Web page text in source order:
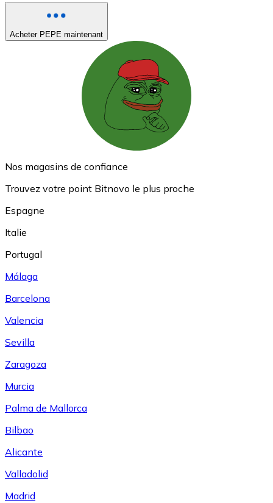
Acheter PEPE maintenant
Nos magasins de confiance
Trouvez votre point Bitnovo le plus proche
Espagne
Italie
Portugal
Málaga
Barcelona
Valencia
Sevilla
Zaragoza
Murcia
Palma de Mallorca
Bilbao
Alicante
Valladolid
Madrid